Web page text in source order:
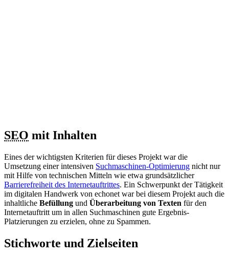
SEO mit Inhalten
Eines der wichtigsten Kriterien für dieses Projekt war die
Umsetzung einer intensiven Suchmaschinen-Optimierung nicht nur
mit Hilfe von technischen Mitteln wie etwa grundsätzlicher
Barrierefreiheit des Internetauftrittes. Ein Schwerpunkt der Tätigkeit
im digitalen Handwerk von echonet war bei diesem Projekt auch die
inhaltliche Befüllung und Überarbeitung von Texten für den
Internetauftritt um in allen Suchmaschinen gute Ergebnis-
Platzierungen zu erzielen, ohne zu Spammen.
Stichworte und Zielseiten